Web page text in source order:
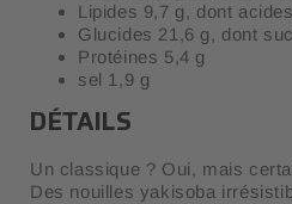
Lipides 9,7 g, dont
Glucides 21,6 g, dont
Protéines 5,4 g
sel 1,9 g
DÉTAILS
Un classique ? Oui, mais
Des nouilles yakisoba